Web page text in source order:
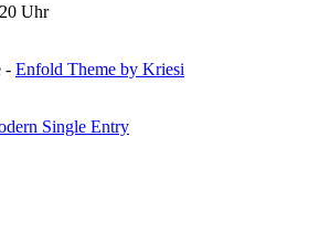
Uhr
- Enfold Theme by Kriesi
Single Entry